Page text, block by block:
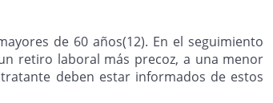
de 60 años(12). En el seguimiento
retiro laboral más precoz, a una menor
deben estar informados de estos